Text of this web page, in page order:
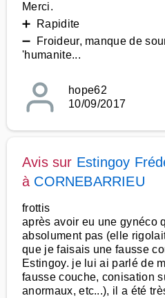
Merci.
➕ Rapidite
➖ Froideur, manque de
'humanite...
hope62
10/09/2017
Avis sur Estingoy
à CORNEBARRIEU
frottis
après avoir eu une gynéco
absolument pas (elle
que je faisais une fausse
Estingoy. je lui ai parlé de
fausse couche, conisation
anormaux, etc...), il a été